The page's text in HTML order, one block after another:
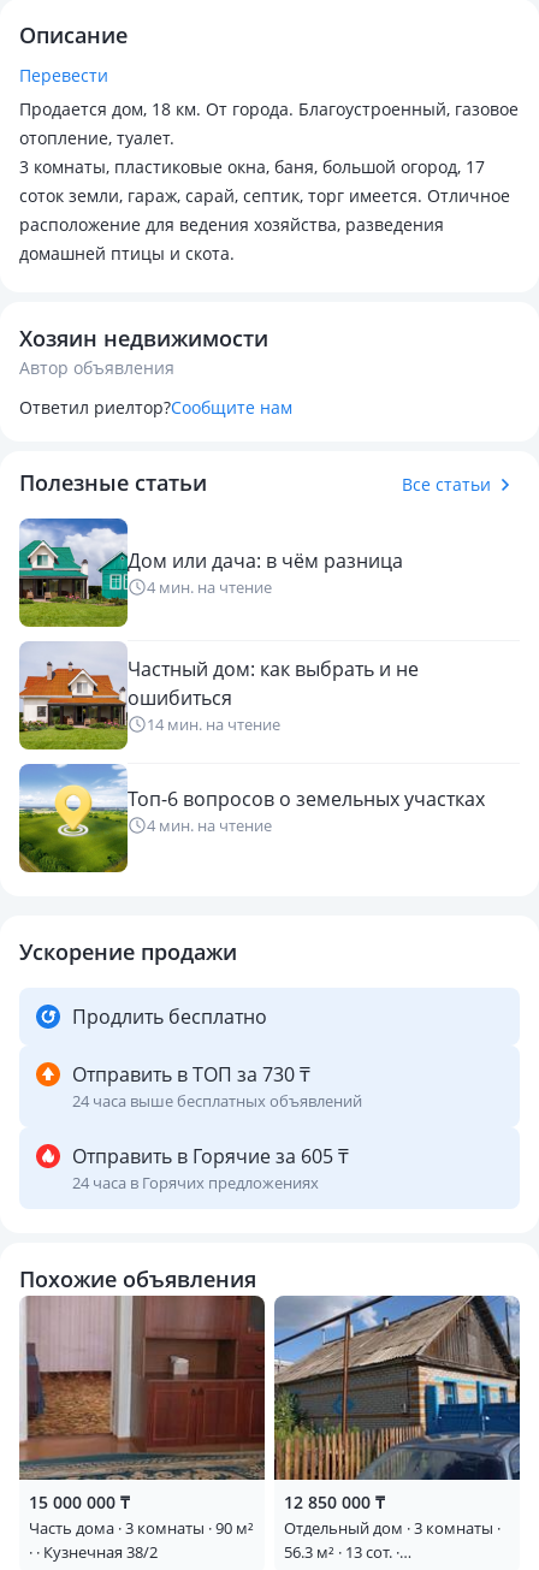
Описание
Перевести
Продается дом, 18 км. От города. Благоустроенный, газовое
отопление, туалет.
3 комнаты, пластиковые окна, баня, большой огород, 17
соток земли, гараж, сарай, септик, торг имеется. Отличное
расположение для ведения хозяйства, разведения
домашней птицы и скота.
Хозяин недвижимости
Автор объявления
Ответил риелтор?Сообщите нам
Полезные статьи Все статьи
Дом или дача: в чём разница
4 мин. на чтение
Частный дом: как выбрать и не
ошибиться
14 мин. на чтение
Топ-6 вопросов о земельных участках
4 мин. на чтение
Ускорение продажи
Продлить бесплатно
Отправить в ТОП за 730 ₸
24 часа выше бесплатных объявлений
Отправить в Горячие за 605 ₸
24 часа в Горячих предложениях
Похожие объявления
15 000 000 ₸
Часть дома · 3 комнаты · 90 м²
· · Кузнечная 38/2
12 850 000 ₸
Отдельный дом · 3 комнаты ·
56.3 м² · 13 сот. ·